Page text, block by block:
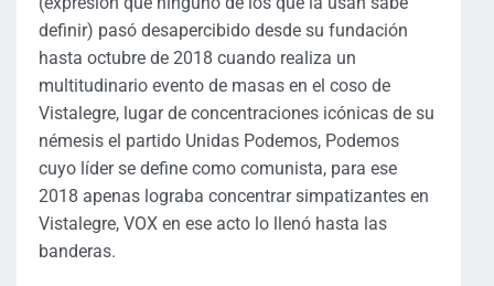
definir) pasó desapercibido desde su fundación
hasta octubre de 2018 cuando realiza un
multitudinario evento de masas en el coso de
Vistalegre, lugar de concentraciones icónicas de su
némesis el partido Unidas Podemos, Podemos
cuyo líder se define como comunista, para ese
2018 apenas lograba concentrar simpatizantes en
Vistalegre, VOX en ese acto lo llenó hasta las
banderas.